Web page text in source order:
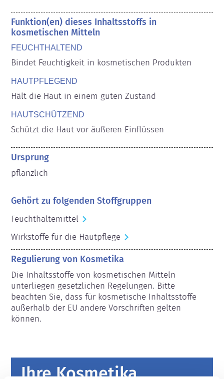
Funktion(en) dieses Inhaltsstoffs in
kosmetischen Mitteln
FEUCHTHALTEND
Bindet Feuchtigkeit in kosmetischen Produkten
HAUTPFLEGEND
Hält die Haut in einem guten Zustand
HAUTSCHÜTZEND
Schützt die Haut vor äußeren Einflüssen
Ursprung
pflanzlich
Gehört zu folgenden Stoffgruppen
Feuchthaltemittel
Wirkstoffe für die Hautpflege
Regulierung von Kosmetika
Die Inhaltsstoffe von kosmetischen Mitteln
unterliegen gesetzlichen Regelungen. Bitte
beachten Sie, dass für kosmetische Inhaltsstoffe
außerhalb der EU andere Vorschriften gelten
können.
Ihre Kosmetika